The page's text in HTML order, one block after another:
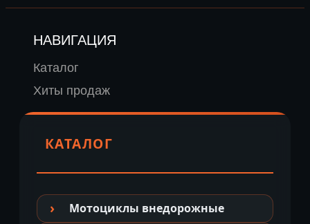
НАВИГАЦИЯ
Каталог
Хиты продаж
КАТАЛОГ
Мотоциклы внедорожные